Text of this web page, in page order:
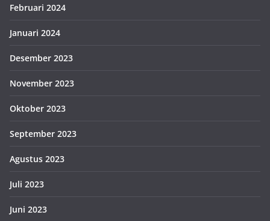
Februari 2024
Januari 2024
Desember 2023
November 2023
Oktober 2023
September 2023
Agustus 2023
Juli 2023
Juni 2023